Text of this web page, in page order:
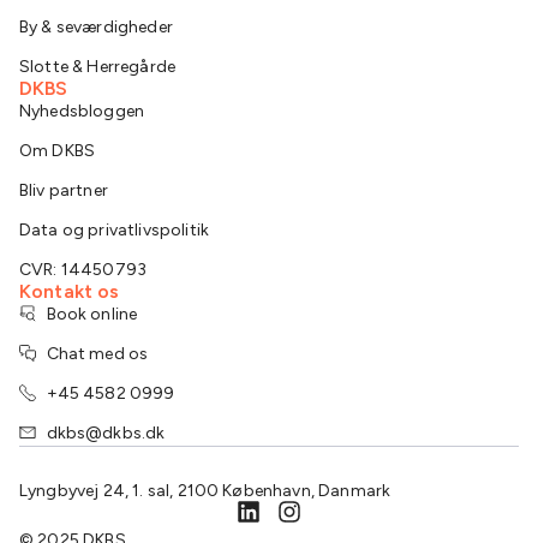
By & seværdigheder
Slotte & Herregårde
DKBS
Nyhedsbloggen
Om DKBS
Bliv partner
Data og privatlivspolitik
CVR: 14450793
Kontakt os
Book online
Chat med os
+45 4582 0999
dkbs@dkbs.dk
Lyngbyvej 24, 1. sal, 2100 København, Danmark